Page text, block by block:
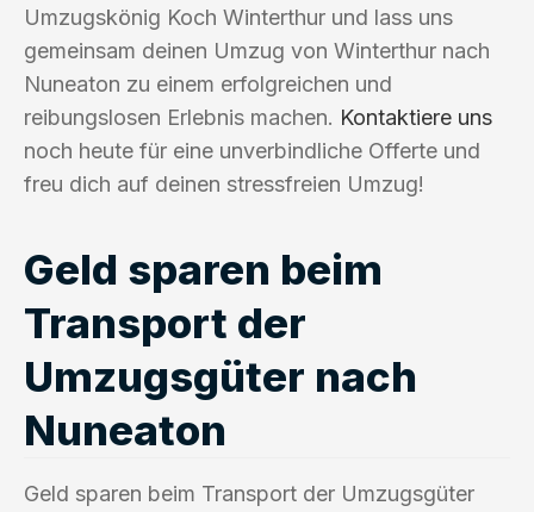
Umzugskönig Koch Winterthur und lass uns
gemeinsam deinen Umzug von Winterthur nach
Nuneaton zu einem erfolgreichen und
reibungslosen Erlebnis machen. Kontaktiere uns
noch heute für eine unverbindliche Offerte und
freu dich auf deinen stressfreien Umzug!
Geld sparen beim
Transport der
Umzugsgüter nach
Nuneaton
Geld sparen beim Transport der Umzugsgüter